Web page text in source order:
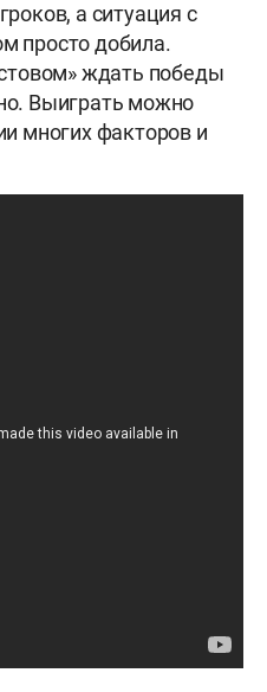
а ситуация с
просто добила.
ждать победы
Выиграть можно
многих факторов и